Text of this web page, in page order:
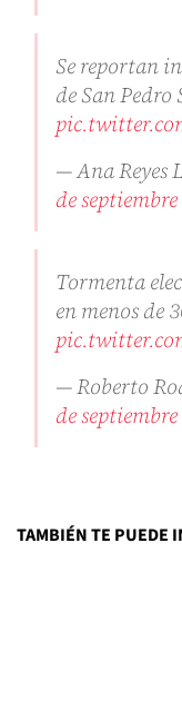
Se reportan
de San Pedro
— Ana Reyes
de
Tormenta
en menos de
— Roberto
de
TAMBIÉN TE PUEDE